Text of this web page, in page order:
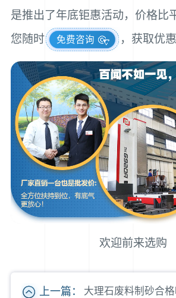
是推出了年底钜惠活动，价格比
您随时
免费咨询 ，获取优
欢迎前来选购
上一篇：
大理石废料制砂合